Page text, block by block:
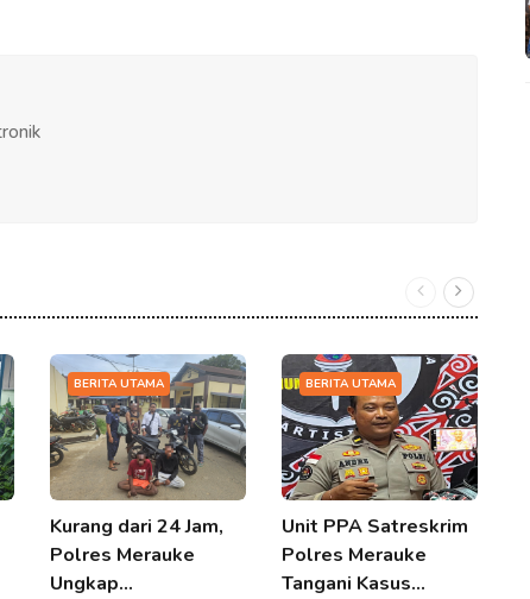
BERITA UTAMA
Kurang dari 24 Jam,
Polres Merauke
Ungkap…
BERITA UTAMA
Unit PPA Satreskrim
Polres Merauke
Tangani Kasus…